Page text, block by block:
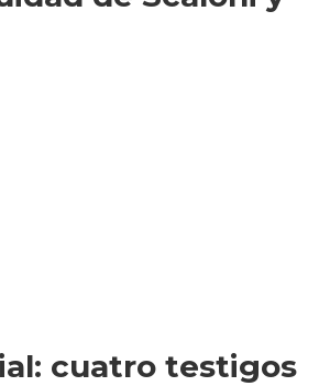
cuatro testigos